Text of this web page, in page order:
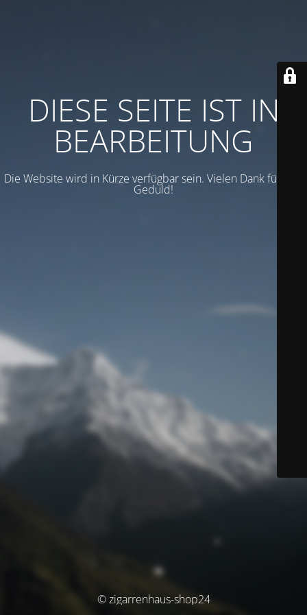
DIESE SEITE IST IN
BEARBEITUNG
Die Website wird in Kürze verfügbar sein. Vielen Dank für Ihre
Geduld!
© zigarrenhaus-shop24